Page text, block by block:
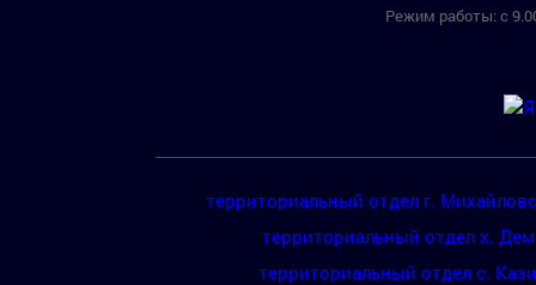
Режим работы: с
территориальный отдел г.
территориальный отдел х.
территориальный отдел с.